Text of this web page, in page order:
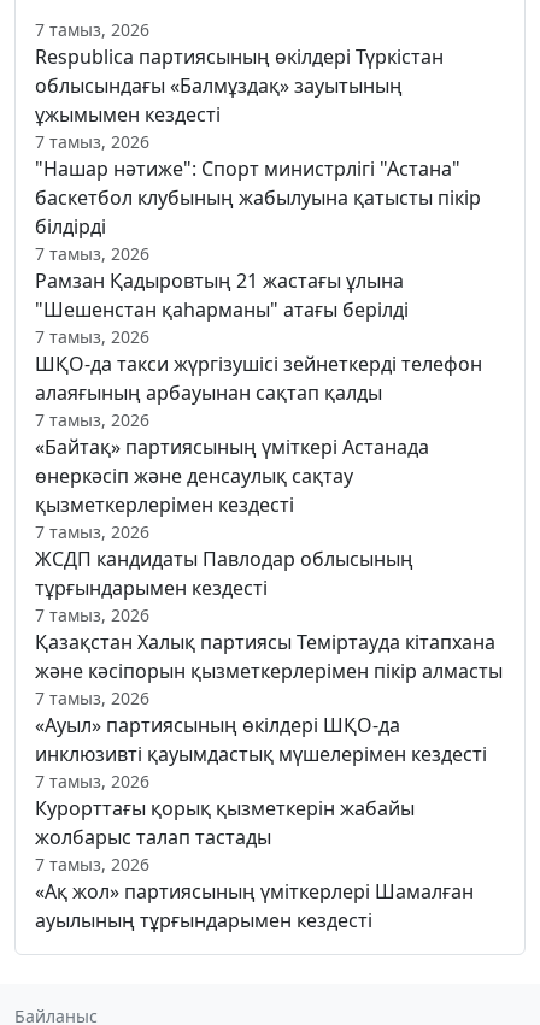
7 тамыз, 2026
Respublica партиясының өкілдері Түркістан
облысындағы «Балмұздақ» зауытының
ұжымымен кездесті
7 тамыз, 2026
"Нашар нәтиже": Спорт министрлігі "Астана"
баскетбол клубының жабылуына қатысты пікір
білдірді
7 тамыз, 2026
Рамзан Қадыровтың 21 жастағы ұлына
"Шешенстан қаһарманы" атағы берілді
7 тамыз, 2026
ШҚО-да такси жүргізушісі зейнеткерді телефон
алаяғының арбауынан сақтап қалды
7 тамыз, 2026
«Байтақ» партиясының үміткері Астанада
өнеркәсіп және денсаулық сақтау
қызметкерлерімен кездесті
7 тамыз, 2026
ЖСДП кандидаты Павлодар облысының
тұрғындарымен кездесті
7 тамыз, 2026
Қазақстан Халық партиясы Теміртауда кітапхана
және кәсіпорын қызметкерлерімен пікір алмасты
7 тамыз, 2026
«Ауыл» партиясының өкілдері ШҚО-да
инклюзивті қауымдастық мүшелерімен кездесті
7 тамыз, 2026
Курорттағы қорық қызметкерін жабайы
жолбарыс талап тастады
7 тамыз, 2026
«Ақ жол» партиясының үміткерлері Шамалған
ауылының тұрғындарымен кездесті
Байланыс